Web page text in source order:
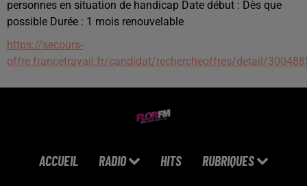
personnes en situation de handicap Date début : Dès que
possible Durée : 1 mois renouvelable
https://secours-
offre.francetravail.fr/candidat/rechercheoffres/detail/
ACCUEIL RADIO HITS RUBRIQUES